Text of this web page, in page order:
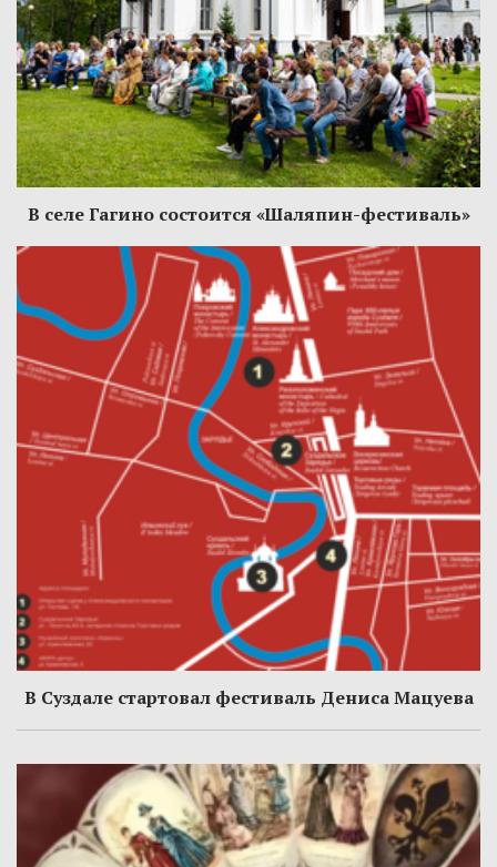
В селе Гагино состоится «Шаляпин-фестиваль»
В Суздале стартовал фестиваль Дениса Мацуева